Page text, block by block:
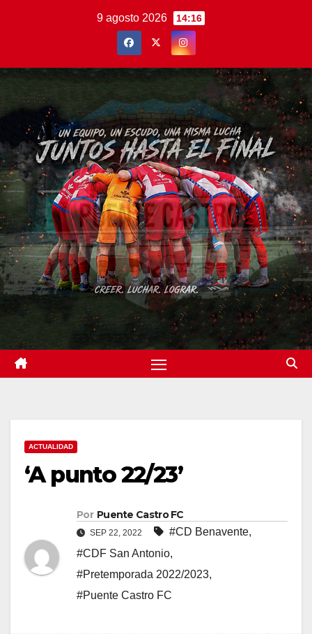
9 agosto 2026 14:16
ACTUALIDAD
‘A punto 22/23’
Por Puente Castro FC
SEP 22, 2022 #CD Benavente,
#CDF San Antonio,
#Pretemporada 2022/2023,
#Puente Castro FC